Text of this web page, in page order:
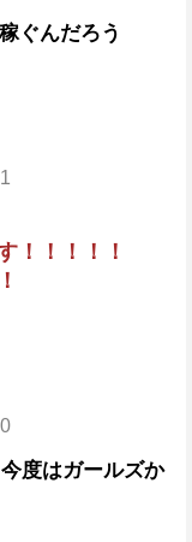
ぐんだろう
！！！！！
度はガールズか